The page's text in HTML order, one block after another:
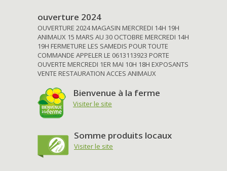
ouverture 2024
OUVERTURE 2024 MAGASIN MERCREDI 14H 19H
ANIMAUX 15 MARS AU 30 OCTOBRE MERCREDI 14H
19H FERMETURE LES SAMEDIS POUR TOUTE
COMMANDE APPELER LE 0613113923 PORTE
OUVERTE MERCREDI 1ER MAI 10H 18H EXPOSANTS
VENTE RESTAURATION ACCES ANIMAUX
Bienvenue à la ferme
Visiter le site
Somme produits locaux
Visiter le site